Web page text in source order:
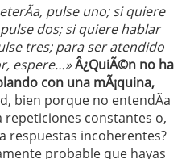
pulse uno; si quiere
dos; si quiere hablar
tres; para ser atendido
espere…»Â¿QuiÃ©n no ha
con una mÃ¡quina,
bien porque no entendÃ­a
repeticiones constantes o,
respuestas incoherentes?
probable que hayas